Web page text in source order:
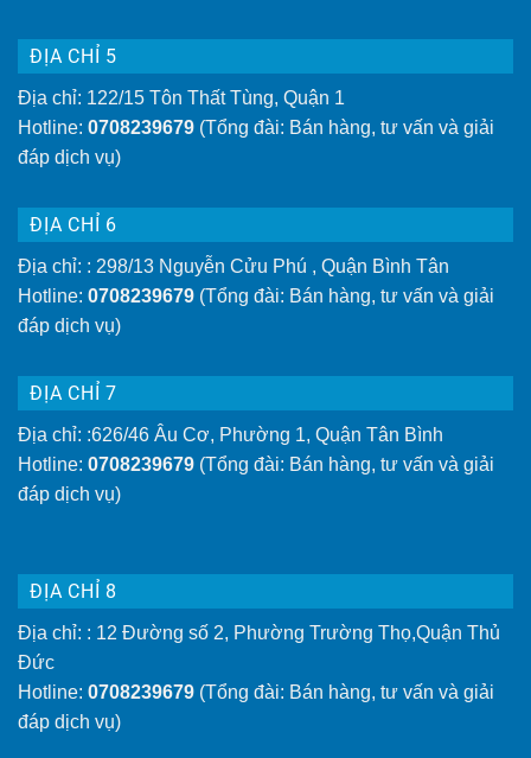
ĐỊA CHỈ 5
Địa chỉ: 122/15 Tôn Thất Tùng, Quận 1
Hotline: 0708239679 (Tổng đài: Bán hàng, tư vấn và giải
đáp dịch vụ)
ĐỊA CHỈ 6
Địa chỉ: : 298/13 Nguyễn Cửu Phú , Quận Bình Tân
Hotline: 0708239679 (Tổng đài: Bán hàng, tư vấn và giải
đáp dịch vụ)
ĐỊA CHỈ 7
Địa chỉ: :626/46 Âu Cơ, Phường 1, Quận Tân Bình
Hotline: 0708239679 (Tổng đài: Bán hàng, tư vấn và giải
đáp dịch vụ)
ĐỊA CHỈ 8
Địa chỉ: : 12 Đường số 2, Phường Trường Thọ,Quận Thủ
Đức
Hotline: 0708239679 (Tổng đài: Bán hàng, tư vấn và giải
đáp dịch vụ)